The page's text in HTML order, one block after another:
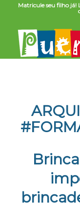
Matricule seu filho já!